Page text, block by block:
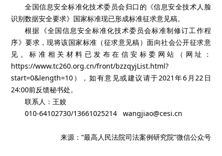
全国信息安全标准化技术委员会归口的《信息安全技术人脸
识别数据安全要求》国家标准现已形成标准征求意见稿。
根据《全国信息安全标准化技术委员会标准制修订工作程
序》要求，现将该国家标准（征求意见稿）面向社会公开征求意
见。标准相关材料已发布在信安标委网站（网址：
https://www.tc260.org.cn/front/bzzqyjList.html?
start=0&length=10），如有意见或建议请于2021年6月22日
24:00前反馈秘书处。
联系人：王姣
010-64102730/13661025214 wangjiao@cesi.cn
来源：“最高人民法院司法案例研究院”微信公众号